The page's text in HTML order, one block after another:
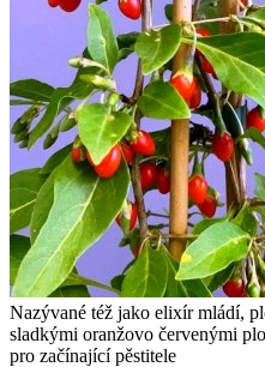
Nazývané též jako elixír mládí,
sladkými oranžovo červenými
pro začínající pěstitele